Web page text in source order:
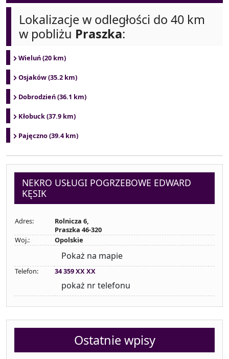
Lokalizacje w odległości do 40 km
w pobliżu Praszka:
Wieluń (20 km)
Osjaków (35.2 km)
Dobrodzień (36.1 km)
Kłobuck (37.9 km)
Pajęczno (39.4 km)
NEKRO USŁUGI POGRZEBOWE EDWARD
KĘSIK
Adres:
Rolnicza 6,
Praszka 46-320
Woj.:
Opolskie
Pokaż na mapie
Telefon: 34 359 XX XX
pokaż nr telefonu
Ostatnie wpisy